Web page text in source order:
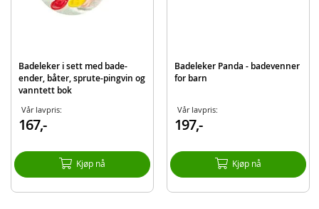
Badeleker i sett med bade-
ender, båter, sprute-pingvin og
vanntett bok
Vår lavpris:
167,-
Kjøp nå
Badeleker Panda - badevenner
for barn
Vår lavpris:
197,-
Kjøp nå